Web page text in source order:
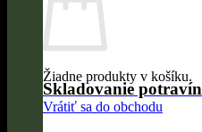
Žiadne produkty v košíku.
Vrátiť sa do obchodu
Skladovanie potravín